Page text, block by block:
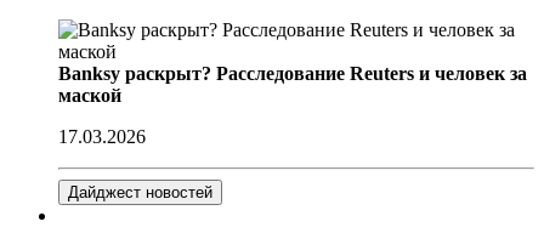
Banksy раскрыт? Расследование Reuters и человек за
маской
17.03.2026
Дайджест новостей